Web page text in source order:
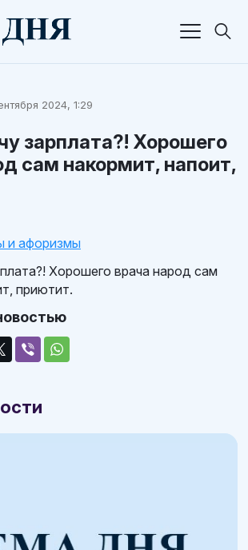
2024, 1:29
зарплата?! Хорошего
сам накормит, напоит,
и афоризмы
Хорошего врача народ сам
приютит.